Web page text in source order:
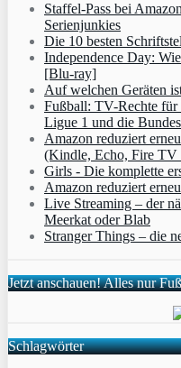
Staffel-Pass bei
Serienjunkies
Die 10 besten
Independence Day:
[Blu-ray]
Auf welchen Geräten
Fußball: TV-Rechte für
Ligue 1 und die
Amazon reduziert
(Kindle, Echo, Fire TV
Girls - Die komplette
Amazon reduziert
Live Streaming – der
Meerkat oder Blab
Stranger Things – die
Jetzt anschauen! Alles nur
Schlagwörter